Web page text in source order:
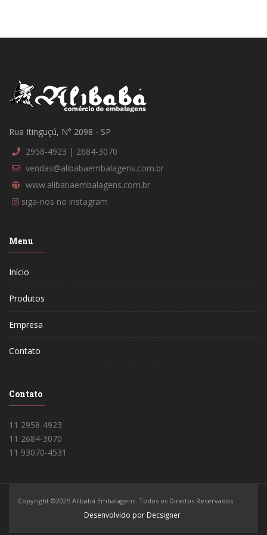
Rua Itinguçú, N° 2098 - SP
2958-4923 | 2684-3070
vendas@alibabaembalagens.com.br
www.alibabaembalagens.com.br
siga-nos no instagram
Menu
Início
Produtos
Empresa
Contato
Contato
11 2958-4923
11 2684-3070
11 93070-4531
Copyright ©2025 Alibabá Embalagens. Todos os Direitos Reservados
Desenvolvido por Decsigner